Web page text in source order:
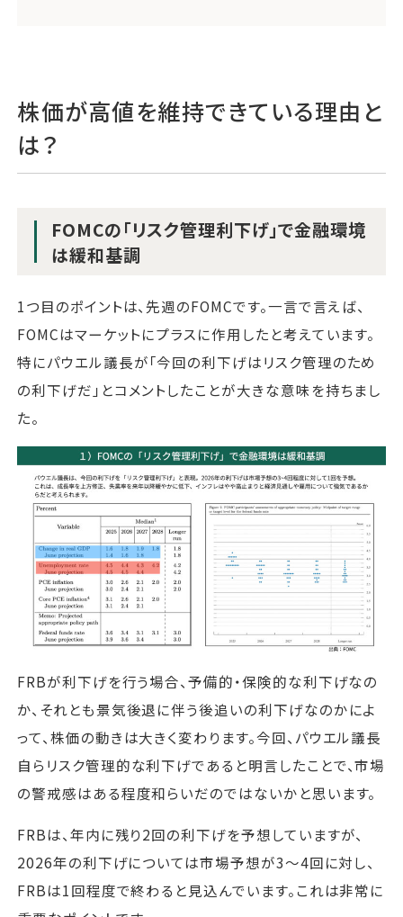
株価が高値を維持できている理由と
は？
FOMCの「リスク管理利下げ」で金融環境
は緩和基調
1つ目のポイントは、先週のFOMCです。一言で言えば、
FOMCはマーケットにプラスに作用したと考えています。
特にパウエル議長が「今回の利下げはリスク管理のため
の利下げだ」とコメントしたことが大きな意味を持ちまし
た。
FRBが利下げを行う場合、予備的・保険的な利下げなの
か、それとも景気後退に伴う後追いの利下げなのかによ
って、株価の動きは大きく変わります。今回、パウエル議長
自らリスク管理的な利下げであると明言したことで、市場
の警戒感はある程度和らいだのではないかと思います。
FRBは、年内に残り2回の利下げを予想していますが、
2026年の利下げについては市場予想が3〜4回に対し、
FRBは1回程度で終わると見込んでいます。これは非常に